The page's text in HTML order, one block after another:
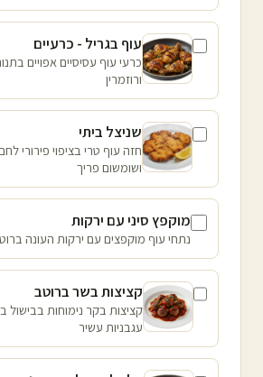
עוף בגריל - כרעיים
כרעי עוף עסיסיים אפויים
ורוזמרין
שניצל ביתי
חזה עוף טרי בציפוי פירורי
ושומשום פריך
מוקפץ סיני עם ירקות
נתחי עוף מוקפצים עם ירקות העונה
קציצות בשר ברוטב
קציצות בקר נימוחות בבישול
עגבניות עשיר